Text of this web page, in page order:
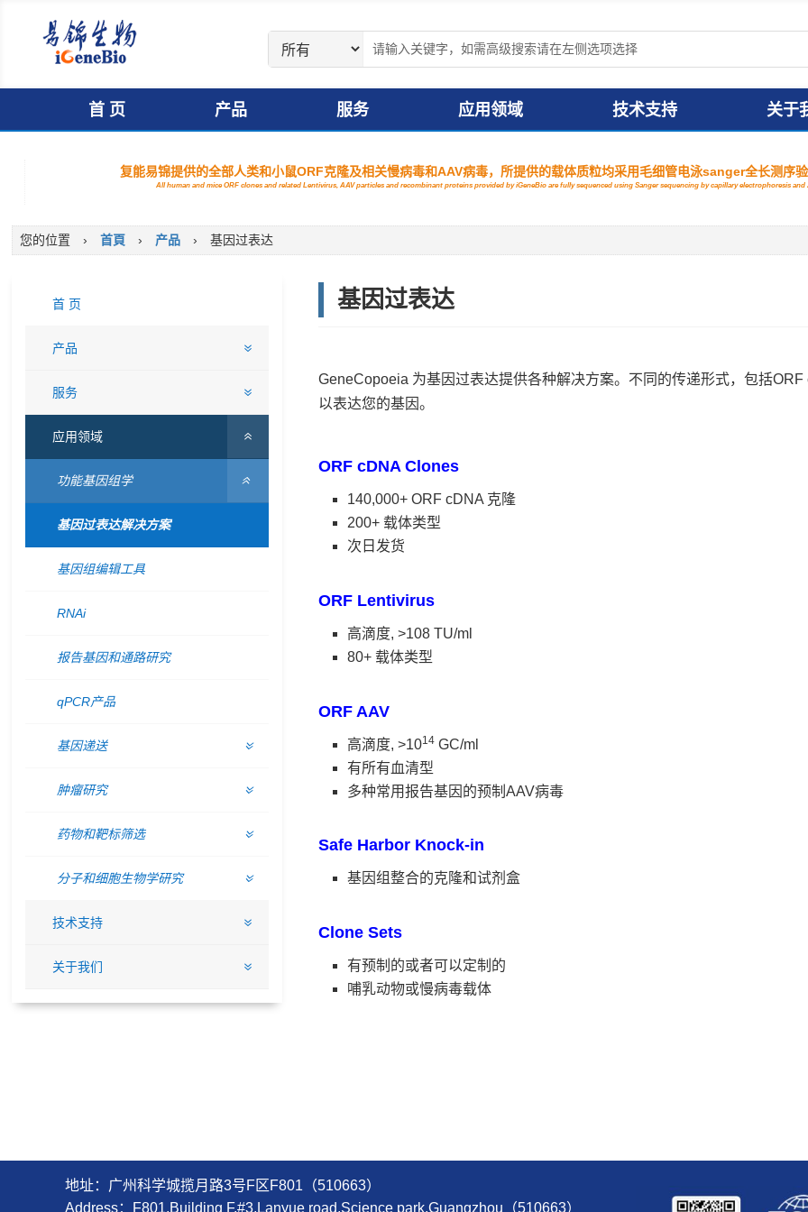
首 页 产品 服务 应用领域 技术支持 关于
复能易锦提供的全部人类和小鼠ORF克隆及相关慢病毒和AAV病毒，所提供的载体质粒均采用毛细管电泳sanger全长测序
All human and mice ORF clones and related Lentivirus, AAV particles and recombinant proteins provided by iGeneBio are fully sequenced using Sanger sequencing by capillary electrophoresis
您的位置 › 首頁 › 产品 › 基因过表达
首 页
产品
服务
应用领域
功能基因组学
基因过表达解决方案
基因组编辑工具
RNAi
报告基因和通路研究
qPCR产品
基因递送
肿瘤研究
药物和靶标筛选
分子和细胞生物学研究
技术支持
关于我们
基因过表达
GeneCopoeia 为基因过表达提供各种解决方案。不同的传递形式，包括
以表达您的基因。
ORF cDNA Clones
140,000+ ORF cDNA 克隆
200+ 载体类型
次日发货
ORF Lentivirus
高滴度, >108 TU/ml
80+ 载体类型
ORF AAV
高滴度, >1014GC/ml
有所有血清型
多种常用报告基因的预制AAV病毒
Safe Harbor Knock-in
基因组整合的克隆和试剂盒
Clone Sets
有预制的或者可以定制的
哺乳动物或慢病毒载体
地址：广州科学城揽月路3号F区F801（510663）
Address：F801,Building F,#3,Lanyue road,Science park,Guangzhou（510663）